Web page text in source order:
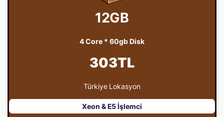
12GB
4 Core * 60gb Disk
303TL
Türkiye Lokasyon
Xeon & E5 İşlemci